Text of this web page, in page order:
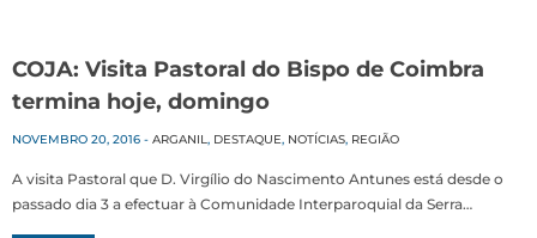
COJA: Visita Pastoral do Bispo de Coimbra
termina hoje, domingo
NOVEMBRO 20, 2016 - ARGANIL, DESTAQUE, NOTÍCIAS, REGIÃO
A visita Pastoral que D. Virgílio do Nascimento Antunes está desde o
passado dia 3 a efectuar à Comunidade Interparoquial da Serra…